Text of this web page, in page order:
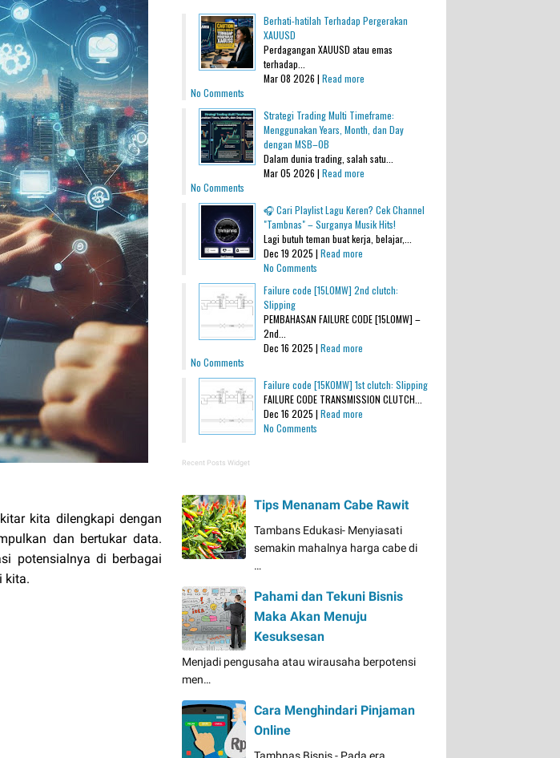
kita dilengkapi dengan
dan bertukar data.
potensialnya di berbagai
kita.
Berhati-hatilah Terhadap Pergerakan
XAUUSD
Perdagangan XAUUSD atau emas
terhadap...
Mar 08 2026 | Read more
No Comments
Strategi Trading Multi Timeframe:
Menggunakan Years, Month, dan Day
dengan MSB–OB
Dalam dunia trading, salah satu...
Mar 05 2026 | Read more
No Comments
🎧 Cari Playlist Lagu Keren? Cek Channel
"Tambnas" – Surganya Musik Hits!
Lagi butuh teman buat kerja, belajar,...
Dec 19 2025 | Read more
No Comments
Failure code [15L0MW] 2nd clutch:
Slipping
PEMBAHASAN FAILURE CODE [15L0MW] –
2nd...
Dec 16 2025 | Read more
No Comments
Failure code [15K0MW] 1st clutch: Slipping
FAILURE CODE TRANSMISSION CLUTCH...
Dec 16 2025 | Read more
No Comments
Recent Posts Widget
Tips Menanam Cabe Rawit
Tambans Edukasi- Menyiasati
semakin mahalnya harga cabe di
…
Pahami dan Tekuni Bisnis
Maka Akan Menuju
Kesuksesan
Menjadi pengusaha atau wirausaha berpotensi
men…
Cara Menghindari Pinjaman
Online